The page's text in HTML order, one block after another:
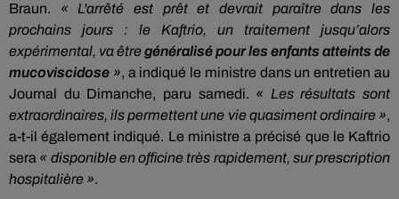
Braun. « L'arrêté est prêt et devrait paraître dans les
prochains jours : le Kaftrio, un traitement jusqu’alors
expérimental, va êtregénéralisé pour les enfants atteints de
mucoviscidose », a indiqué le ministre dans un entretien au
Journal du Dimanche, paru samedi. « Les résultats sont
extraordinaires, ils permettent une vie quasiment ordinaire »,
a-t-il également indiqué. Le ministre a précisé que le Kaftrio
sera « disponible en officine très rapidement, sur prescription
hospitalière ».